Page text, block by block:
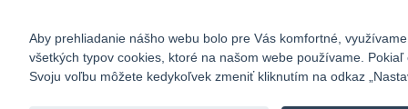
Fio banka
Fio banka
Aby prehliadanie nášho webu bolo pre Vás komfortné,
všetkých typov cookies, ktoré na našom webe používame.
Svoju voľbu môžete kedykoľvek zmeniť kliknutím na odkaz